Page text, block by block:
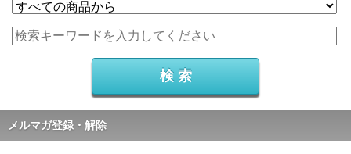
メルマガ登録・解除